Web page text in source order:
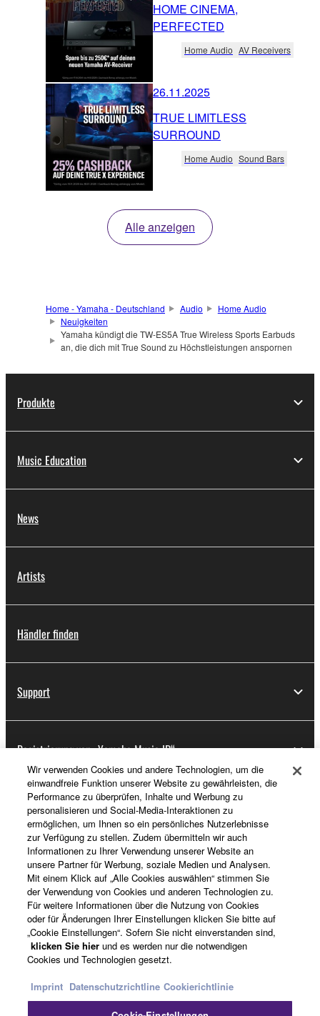
HOME CINEMA,
PERFECTED
Home Audio AV Receivers
26.11.2025
TRUE LIMITLESS
SURROUND
Home Audio Sound Bars
Alle anzeigen
Home - Yamaha - Deutschland Audio
Home Audio
Neuigkeiten
Yamaha kündigt die TW-ES5A True Wireless Sports Earbuds
an, die dich mit True Sound zu Höchstleistungen anspornen
Produkte
Music Education
News
Artists
Händler finden
Support
Registrierung von „Yamaha Music ID“
Über Yamaha
Deutschland - German
Business
Wir verwenden Cookies und andere Technologien, um die
einwandfreie Funktion unserer Website zu gewährleisten, die
Performance zu überprüfen, Inhalte und Werbung zu
personalisieren und Social-Media-Interaktionen zu
ermöglichen, um Ihnen so ein persönliches Nutzerlebnisse
zur Verfügung zu stellen. Zudem übermitteln wir auch
Informationen zu Ihrer Verwendung unserer Website an
unsere Partner für Werbung, soziale Medien und Analysen.
Mit einem Klick auf „Alle Cookies auswählen“ stimmen Sie
der Verwendung von Cookies und anderen Technologien zu.
Für weitere Informationen über die Nutzung von Cookies
oder für Änderungen Ihrer Einstellungen klicken Sie bitte auf
„Cookie Einstellungen“. Sofern Sie nicht einverstanden sind,
klicken Sie hier und es werden nur die notwendigen
Cookies und Technologien gesetzt.
Imprint Datenschutzrichtline Cookierichtlinie